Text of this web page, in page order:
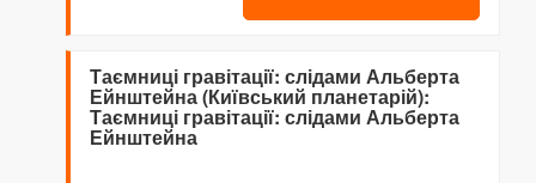
Таємниці гравітації: слідами Альберта
Ейнштейна (Київський планетарій):
Таємниці гравітації: слідами Альберта
Ейнштейна